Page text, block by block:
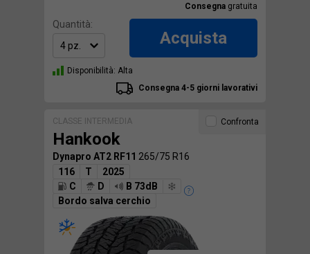
Consegna gratuita
Quantità:
Acquista
Disponibilità: Alta
Consegna 4-5 giorni lavorativi
CLASSE INTERMEDIA
Hankook
Dynapro AT2 RF11 265/75 R16
116
T
2025
C
D
B 73dB
Bordo salva cerchio
Confronta